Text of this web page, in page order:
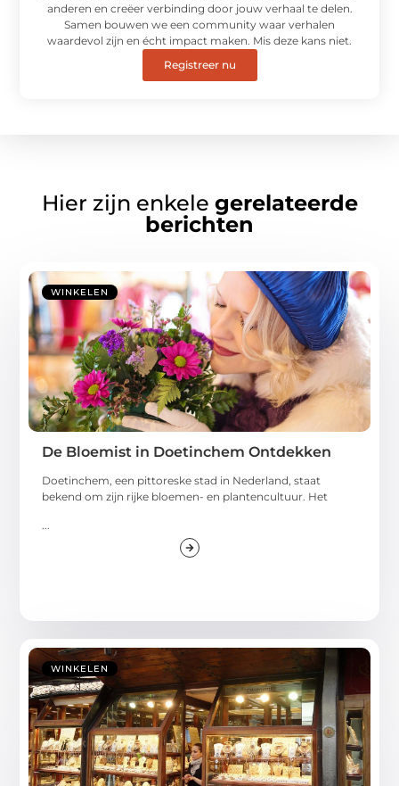
anderen en creëer verbinding door jouw verhaal te delen.
Samen bouwen we een community waar verhalen
waardevol zijn en écht impact maken. Mis deze kans niet.
Registreer nu
Hier zijn enkele gerelateerde
berichten
WINKELEN
De Bloemist in Doetinchem Ontdekken
Doetinchem, een pittoreske stad in Nederland, staat
bekend om zijn rijke bloemen- en plantencultuur. Het
...
WINKELEN